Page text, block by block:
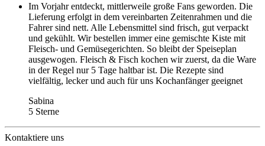
Im Vorjahr entdeckt, mittlerweile große Fans geworden. Die
Lieferung erfolgt in dem vereinbarten Zeitenrahmen und die
Fahrer sind nett. Alle Lebensmittel sind frisch, gut verpackt
und gekühlt. Wir bestellen immer eine gemischte Kiste mit
Fleisch- und Gemüsegerichten. So bleibt der Speiseplan
ausgewogen. Fleisch & Fisch kochen wir zuerst, da die Ware
in der Regel nur 5 Tage haltbar ist. Die Rezepte sind
vielfältig, lecker und auch für uns Kochanfänger geeignet
Sabina
5 Sterne
Kontaktiere uns